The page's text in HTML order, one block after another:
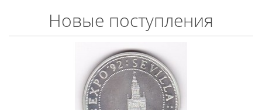
Новые поступления